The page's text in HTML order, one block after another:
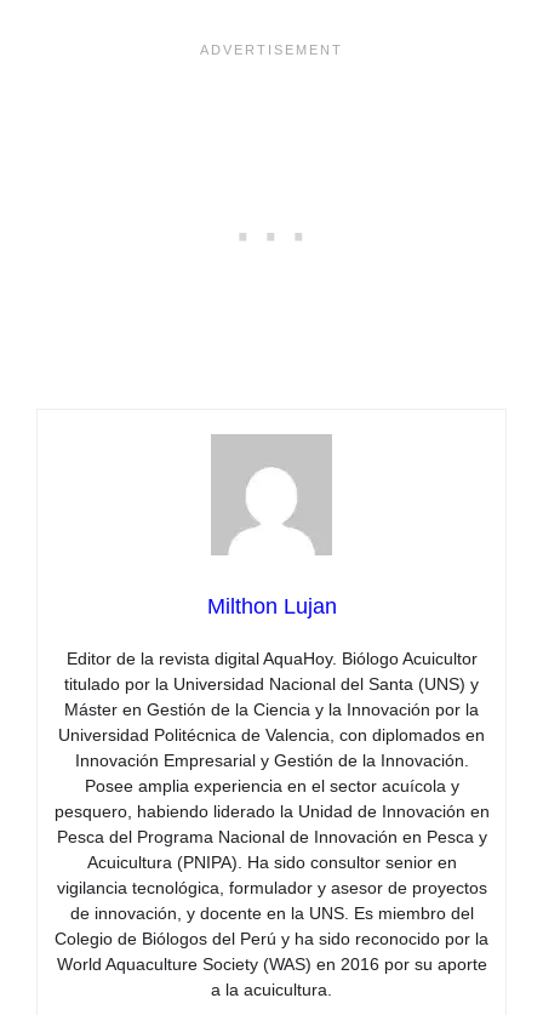
Milthon Lujan
Editor de la revista digital AquaHoy. Biólogo Acuicultor
titulado por la Universidad Nacional del Santa (UNS) y
Máster en Gestión de la Ciencia y la Innovación por la
Universidad Politécnica de Valencia, con diplomados en
Innovación Empresarial y Gestión de la Innovación.
Posee amplia experiencia en el sector acuícola y
pesquero, habiendo liderado la Unidad de Innovación en
Pesca del Programa Nacional de Innovación en Pesca y
Acuicultura (PNIPA). Ha sido consultor senior en
vigilancia tecnológica, formulador y asesor de proyectos
de innovación, y docente en la UNS. Es miembro del
Colegio de Biólogos del Perú y ha sido reconocido por la
World Aquaculture Society (WAS) en 2016 por su aporte
a la acuicultura.